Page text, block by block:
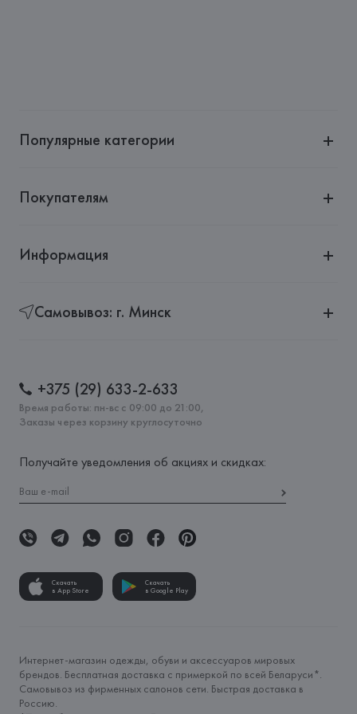
Популярные категории
Покупателям
Информация
Самовывоз: г. Минск
+375 (29) 633-2-633
Время работы: пн-вс с 09:00 до 21:00,
Заказы через корзину круглосуточно
Получайте уведомления об акциях и скидках:
Скачать
в App Store
Скачать
в Google Play
Интернет-магазин одежды, обуви и аксессуаров мировых
брендов. Бесплатная доставка с примеркой по всей Беларуси*.
Самовывоз из фирменных салонов сети. Быстрая доставка в
Россию.